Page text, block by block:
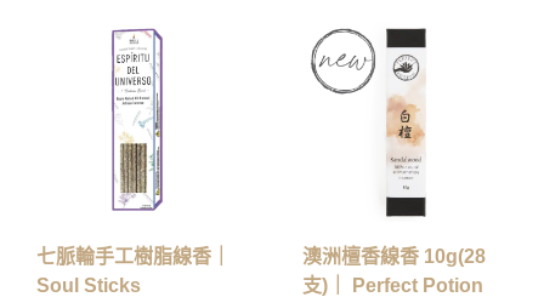
七脈輪手工樹脂線香｜
Soul Sticks
澳洲檀香線香 10g(28
支)｜ Perfect Potion